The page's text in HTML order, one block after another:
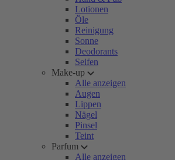
Lotionen
Öle
Reinigung
Sonne
Deodorants
Seifen
Make-up
Alle anzeigen
Augen
Lippen
Nägel
Pinsel
Teint
Parfum
Alle anzeigen